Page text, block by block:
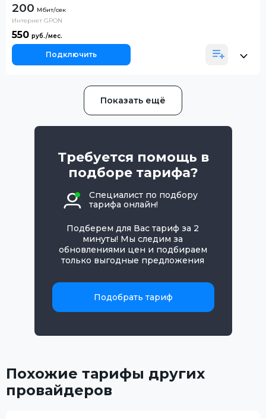
200
Интернет GPON
550
Подключить
Показать ещё
Требуется помощь в
подборе тарифа?
Специалист по подбору
тарифа онлайн!
Подберем для Вас тариф за 2
минуты! Мы следим за
обновлениями цен и подбираем
только выгодные предложения
Подобрать тариф
Похожие тарифы других
провайдеров